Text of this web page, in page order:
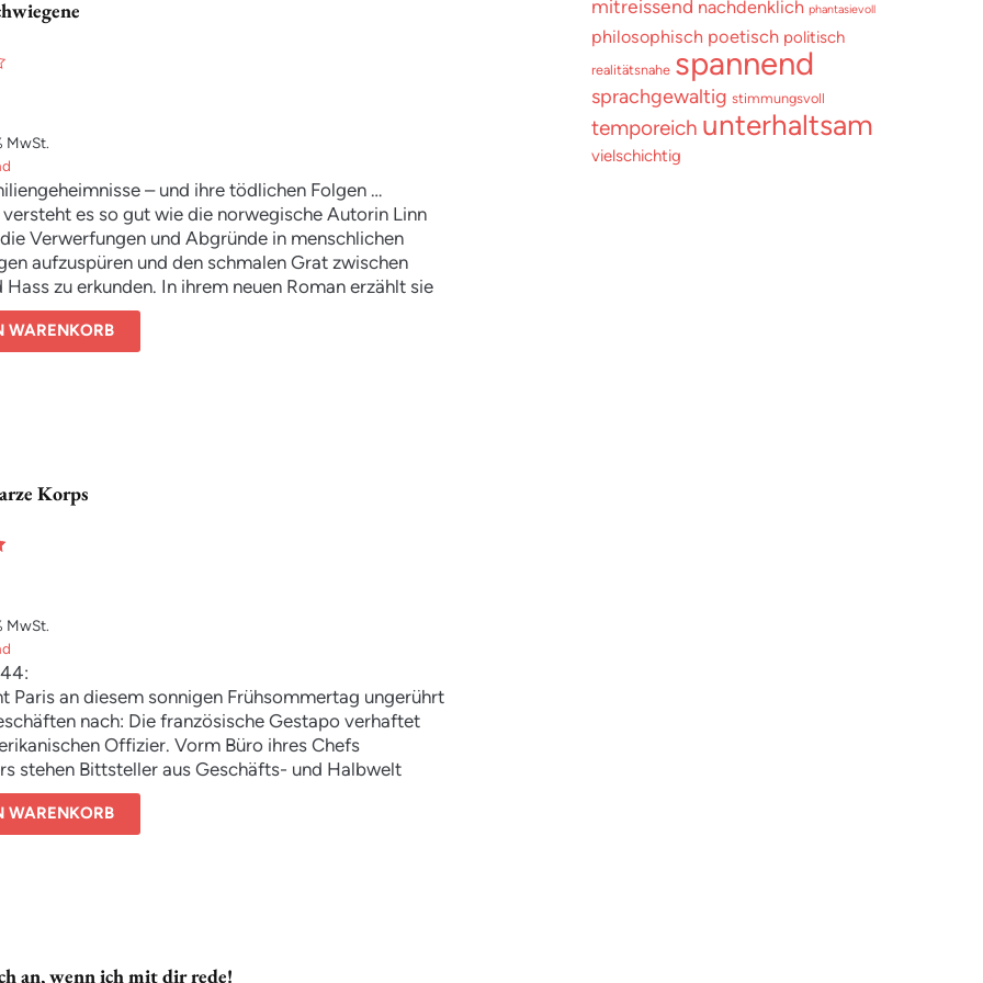
MwSt.
– und ihre tödlichen Folgen …
es so gut wie die norwegische Autorin Linn
Verwerfungen und Abgründe in menschlichen
aufzuspüren und den schmalen Grat zwischen
Hass zu erkunden. In ihrem neuen Roman erzählt sie
glücklichen Familie, in der zwar jeder seine
hat, aber alle mehr oder weniger gut damit leben.
nebligen Julinacht eine junge Frau verschwindet und
WARENKORB
Korps
MwSt.
Paris an diesem sonnigen Frühsommertag ungerührt
nach: Die französische Gestapo verhaftet
Offizier. Vorm Büro ihres Chefs
stehen Bittsteller aus Geschäfts- und Halbwelt
Am Abend hält die schöne Dora Belle, Geliebte eines
und zweitklassige Schauspielerin, ihren
trifft sich die Führung von SS und Wehrmacht mit
WARENKORB
an, wenn ich mit dir rede!
mitreissend nachdenklich phantasievoll
philosophisch poetisch politisch
realitätsnahe spannend
sprachgewaltig stimmungsvoll
temporeich unterhaltsam
vielschichtig